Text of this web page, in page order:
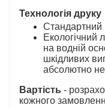
Технологія друку
Екологічний
на водній
шкідливих
абсолютно
Вартість -
кожного